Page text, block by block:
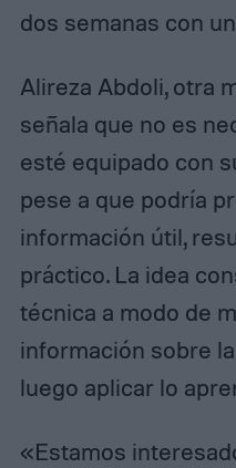
dos semanas con
Alireza Abdoli, otra
señala que no es
esté equipado con
pese a que podría
información útil,
práctico. La idea
técnica a modo de
información sobre
luego aplicar lo
«Estamos